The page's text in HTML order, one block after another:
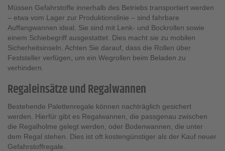
Müssen Gefahrstoffe innerhalb des Betriebs transportiert werden
– etwa vom Lager zur Produktionslinie – sind fahrbare
Auffangwannen ideal. Sie sind mit Lenk- und Bockrollen sowie
einem Schiebegriff ausgestattet. Dies macht sie zu mobilen
Sicherheitsinseln. Achten Sie darauf, dass die Rollen über
Feststeller verfügen, um ein Wegrollen beim Beladen zu
verhindern.
Regaleinsätze und Regalwannen
Bestehende Palettenregale können nachträglich gesichert
werden. Hierfür gibt es Regalwannen, die passgenau zwischen
die Regalholme gelegt werden, oder Bodenwannen, die unter
dem Regal stehen. Dies ist oft kostengünstiger als der Kauf neuer
Gefahrstoffregale.